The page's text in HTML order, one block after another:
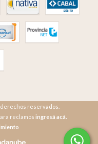
derechos reservados.
reclamos ingresá acá.